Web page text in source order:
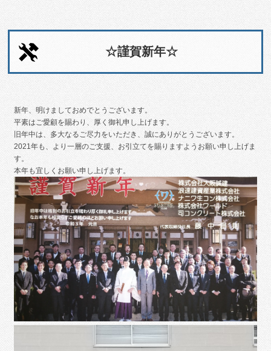
☆謹賀新年☆
新年、明けましておめでとうございます。
平素はご愛顧を賜わり、厚く御礼申し上げます。
旧年中は、多大なるご尽力をいただき、誠にありがとうございます。
2021年も、より一層のご支援、お引立てを賜りますようお願い申し上げま
す。
本年も宜しくお願い申し上げます。